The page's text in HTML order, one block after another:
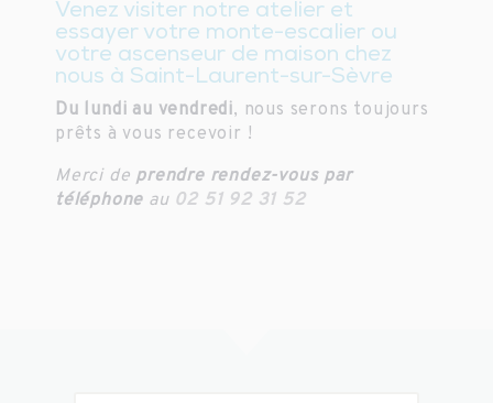
Venez visiter notre atelier et
essayer votre monte-escalier ou
votre ascenseur de maison chez
nous à Saint-Laurent-sur-Sèvre
Du lundi au vendredi, nous serons toujours
prêts à vous recevoir !
Merci de prendre rendez-vous par
téléphone au 02 51 92 31 52